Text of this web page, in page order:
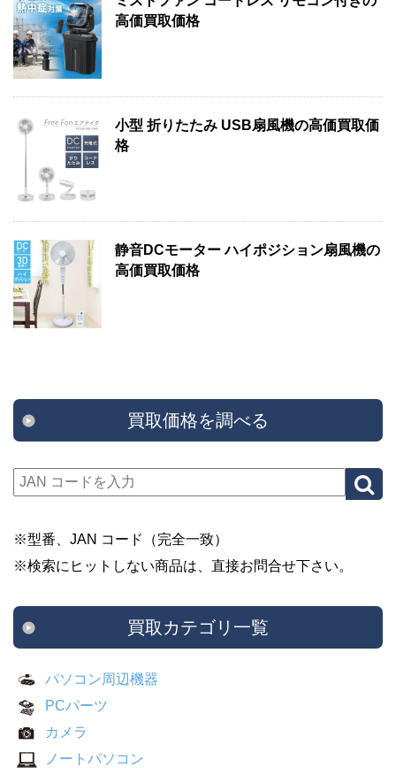
高価買取価格
小型 折りたたみ USB扇風機の高価買取価
格
静音DCモーター ハイポジション扇風機の
高価買取価格
買取価格を調べる
※型番、JAN コード（完全一致）
※検索にヒットしない商品は、直接お問合せ下さい。
買取カテゴリ一覧
パソコン周辺機器
PCパーツ
カメラ
ノートパソコン